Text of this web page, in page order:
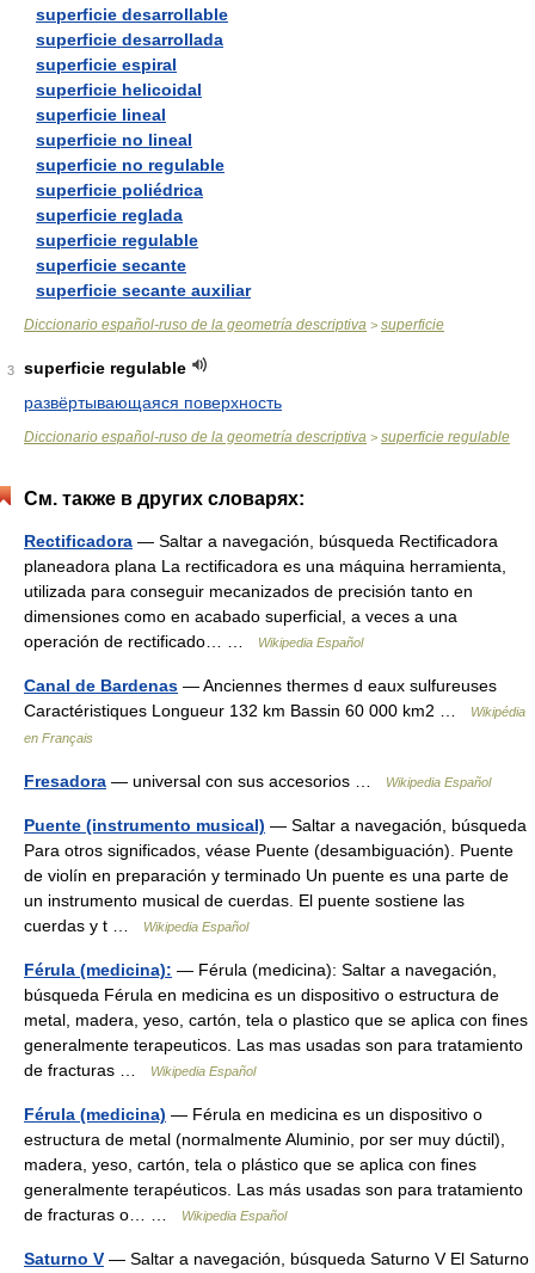
superficie desarrollable
superficie desarrollada
superficie espiral
superficie helicoidal
superficie lineal
superficie no lineal
superficie no regulable
superficie poliédrica
superficie reglada
superficie regulable
superficie secante
superficie secante auxiliar
Diccionario español-ruso de la geometría descriptiva > superficie
3
superficie regulable
развёртывающаяся поверхность
Diccionario español-ruso de la geometría descriptiva > superficie regulable
См. также в других словарях:
Rectificadora — Saltar a navegación, búsqueda Rectificadora
planeadora plana La rectificadora es una máquina herramienta,
utilizada para conseguir mecanizados de precisión tanto en
dimensiones como en acabado superficial, a veces a una
operación de rectificado… …
Wikipedia Español
Canal de Bardenas — Anciennes thermes d eaux sulfureuses
Caractéristiques Longueur 132 km Bassin 60 000 km2 …
Wikipédia
en Français
Fresadora — universal con sus accesorios … Wikipedia Español
Puente (instrumento musical) — Saltar a navegación, búsqueda
Para otros significados, véase Puente (desambiguación). Puente
de violín en preparación y terminado Un puente es una parte de
un instrumento musical de cuerdas. El puente sostiene las
cuerdas y t …
Wikipedia Español
Férula (medicina): — Férula (medicina): Saltar a navegación,
búsqueda Férula en medicina es un dispositivo o estructura de
metal, madera, yeso, cartón, tela o plastico que se aplica con fines
generalmente terapeuticos. Las mas usadas son para tratamiento
de fracturas …
Wikipedia Español
Férula (medicina) — Férula en medicina es un dispositivo o
estructura de metal (normalmente Aluminio, por ser muy dúctil),
madera, yeso, cartón, tela o plástico que se aplica con fines
generalmente terapéuticos. Las más usadas son para tratamiento
de fracturas o… …
Wikipedia Español
Saturno V — Saltar a navegación, búsqueda Saturno V El Saturno